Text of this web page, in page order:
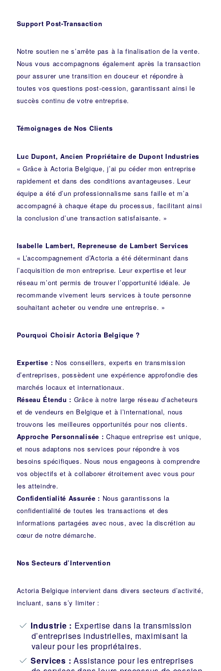
Support Post-Transaction
Notre soutien ne s’arrête pas à la finalisation de la vente.
Nous vous accompagnons également après la transaction
pour assurer une transition en douceur et répondre à
toutes vos questions post-cession, garantissant ainsi le
succès continu de votre entreprise.
Témoignages de Nos Clients
Luc Dupont, Ancien Propriétaire de Dupont Industries
« Grâce à Actoria Belgique, j’ai pu céder mon entreprise
rapidement et dans des conditions avantageuses. Leur
équipe a été d’un professionnalisme sans faille et m’a
accompagné à chaque étape du processus, facilitant ainsi
la conclusion d’une transaction satisfaisante. »
Isabelle Lambert, Repreneuse de Lambert Services
« L’accompagnement d’Actoria a été déterminant dans
l’acquisition de mon entreprise. Leur expertise et leur
réseau m’ont permis de trouver l’opportunité idéale. Je
recommande vivement leurs services à toute personne
souhaitant acheter ou vendre une entreprise. »
Pourquoi Choisir Actoria Belgique ?
Expertise : Nos conseillers, experts en transmission
d’entreprises, possèdent une expérience approfondie des
marchés locaux et internationaux.
Réseau Étendu : Grâce à notre large réseau d’acheteurs
et de vendeurs en Belgique et à l’international, nous
trouvons les meilleures opportunités pour nos clients.
Approche Personnalisée : Chaque entreprise est unique,
et nous adaptons nos services pour répondre à vos
besoins spécifiques. Nous nous engageons à comprendre
vos objectifs et à collaborer étroitement avec vous pour
les atteindre.
Confidentialité Assurée : Nous garantissons la
confidentialité de toutes les transactions et des
informations partagées avec nous, avec la discrétion au
cœur de notre démarche.
Nos Secteurs d’Intervention
Actoria Belgique intervient dans divers secteurs d’activité,
incluant, sans s’y limiter :
Industrie : Expertise dans la transmission
d’entreprises industrielles, maximisant la
valeur pour les propriétaires.
Services : Assistance pour les entreprises